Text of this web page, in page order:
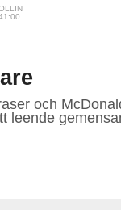
och
leende